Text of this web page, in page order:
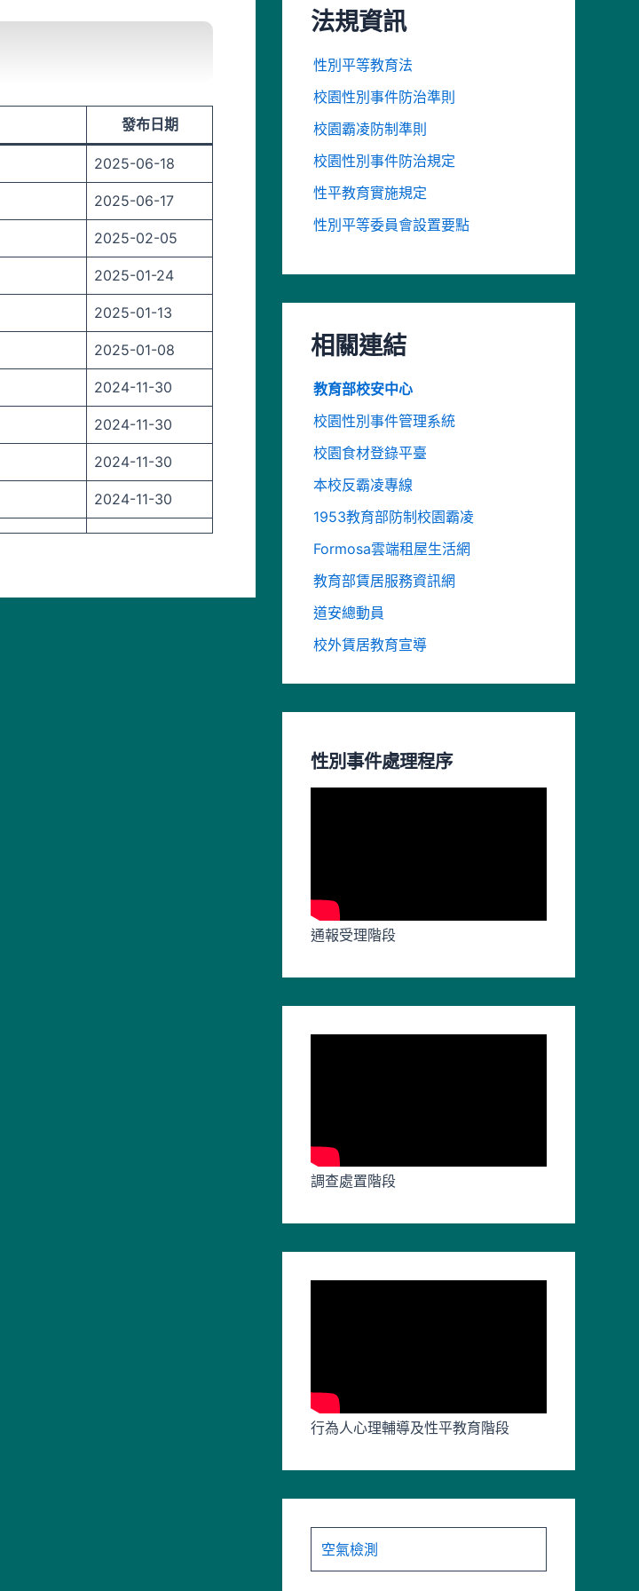
發布日期
2025-06-18
2025-06-17
2025-02-05
2025-01-24
2025-01-13
2025-01-08
2024-11-30
2024-11-30
2024-11-30
2024-11-30
法規資訊
性別平等教育法
校園性別事件防治準則
校園霸凌防制準則
校園性別事件防治規定
性平教育實施規定
性別平等委員會設置要點
相關連結
教育部校安中心
校園性別事件管理系統
校園食材登錄平臺
本校反霸凌專線
1953教育部防制校園霸凌
Formosa雲端租屋生活網
教育部賃居服務資訊網
道安總動員
校外賃居教育宣導
性別事件處理程序
通報受理階段
調查處置階段
行為人心理輔導及性平教育階段
空氣檢測